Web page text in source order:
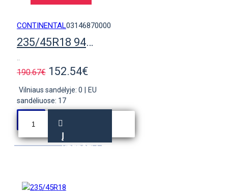
CONTINENTAL03146870000
235/45R18 94Y Continental PremiumContact 6
..
190.67€ 152.54€
Vilniaus sandėlyje: 0
EU
sandėliuose: 17
Į
KREPŠELĮ